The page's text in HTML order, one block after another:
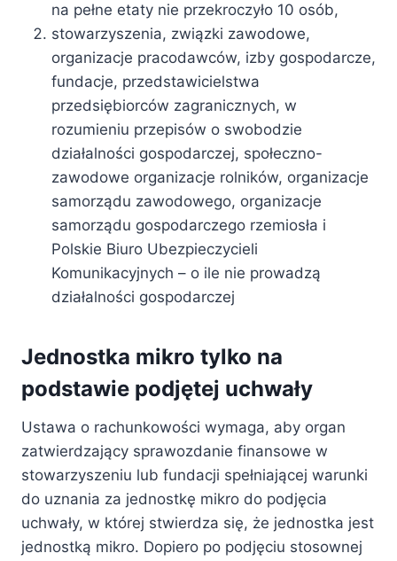
na pełne etaty nie przekroczyło 10 osób,
stowarzyszenia, związki zawodowe,
organizacje pracodawców, izby gospodarcze,
fundacje, przedstawicielstwa
przedsiębiorców zagranicznych, w
rozumieniu przepisów o swobodzie
działalności gospodarczej, społeczno-
zawodowe organizacje rolników, organizacje
samorządu zawodowego, organizacje
samorządu gospodarczego rzemiosła i
Polskie Biuro Ubezpieczycieli
Komunikacyjnych – o ile nie prowadzą
działalności gospodarczej
Jednostka mikro tylko na
podstawie podjętej uchwały
Ustawa o rachunkowości wymaga, aby organ
zatwierdzający sprawozdanie finansowe w
stowarzyszeniu lub fundacji spełniającej warunki
do uznania za jednostkę mikro do podjęcia
uchwały, w której stwierdza się, że jednostka jest
jednostką mikro. Dopiero po podjęciu stosownej